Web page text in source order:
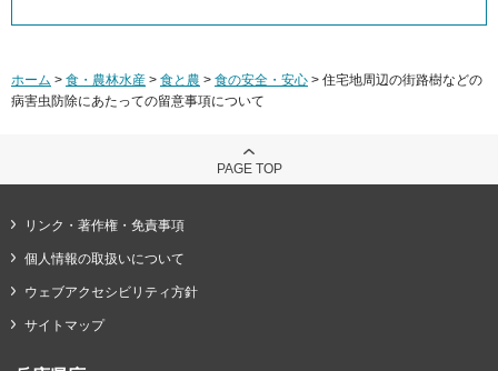
ホーム > 食・農林水産 > 食と農 > 食の安全・安心 > 住宅地周辺の街路樹などの
病害虫防除にあたっての留意事項について
PAGE TOP
リンク・著作権・免責事項
個人情報の取扱いについて
ウェブアクセシビリティ方針
サイトマップ